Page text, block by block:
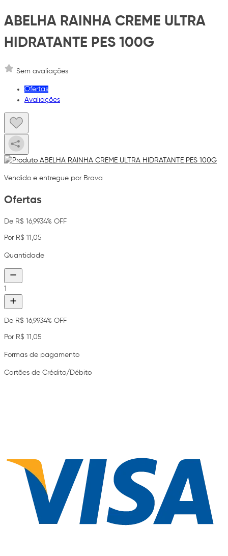
ABELHA RAINHA CREME ULTRA
HIDRATANTE PES 100G
Sem avaliações
Ofertas
Avaliações
Vendido e entregue por Brava
Ofertas
De R$ 16,9934% OFF
Por R$ 11,05
Quantidade
1
De R$ 16,9934% OFF
Por R$ 11,05
Formas de pagamento
Cartões de Crédito/Débito